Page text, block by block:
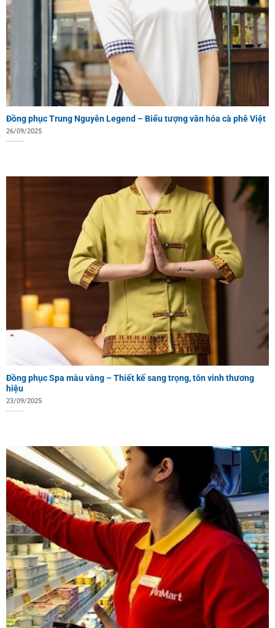
Đồng phục Trung Nguyên Legend – Biểu tượng văn hóa cà phê Việt
26/09/2025
Đồng phục Spa màu vàng – Thiết kế sang trọng, tôn vinh thương
hiệu
23/09/2025